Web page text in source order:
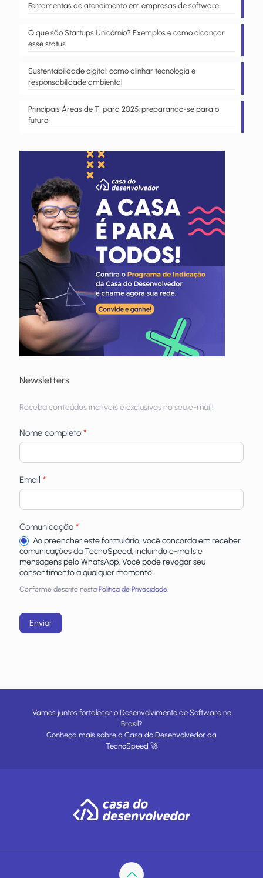
Ferramentas de atendimento em empresas de software
O que são Startups Unicórnio? Exemplos e como alcançar
esse status
Sustentabilidade digital: como alinhar tecnologia e
responsabilidade ambiental
Principais Áreas de TI para 2025: preparando-se para o
futuro
Newsletters
newsletters
Receba conteúdos incríveis e exclusivos no seu e-mail!
Nome completo *
Email *
Comunicação *
Ao preencher este formulário, você concorda em receber
comunicações da TecnoSpeed, incluindo e-mails e
mensagens pelo WhatsApp. Você pode revogar seu
consentimento a qualquer momento.
Conforme descrito nesta Política de Privacidade.
Enviar
Vamos juntos fortalecer o Desenvolvimento de Software no
Brasil?
Conheça mais sobre a Casa do Desenvolvedor da
TecnoSpeed 🚀